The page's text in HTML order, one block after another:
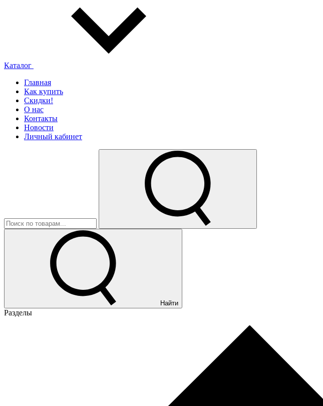
Каталог
Главная
Как купить
Скидки!
О нас
Контакты
Новости
Личный кабинет
Найти
Разделы